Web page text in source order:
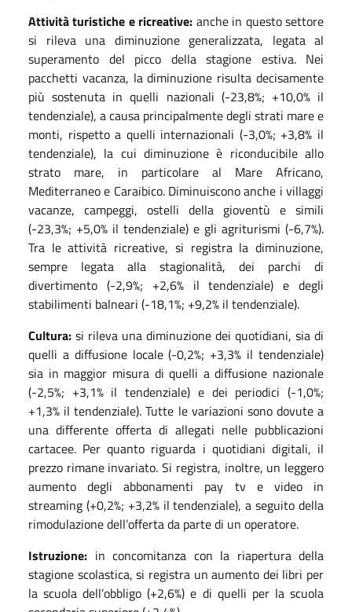
Attività turistiche e ricreative: anche in questo settore
si rileva una diminuzione generalizzata, legata al
superamento del picco della stagione estiva. Nei
pacchetti vacanza, la diminuzione risulta decisamente
più sostenuta in quelli nazionali (-23,8%; +10,0% il
tendenziale), a causa principalmente degli strati mare e
monti, rispetto a quelli internazionali (-3,0%; +3,8% il
tendenziale), la cui diminuzione è riconducibile allo
strato mare, in particolare al Mare Africano,
Mediterraneo e Caraibico. Diminuiscono anche i villaggi
vacanze, campeggi, ostelli della gioventù e simili
(-23,3%; +5,0% il tendenziale) e gli agriturismi (-6,7%).
Tra le attività ricreative, si registra la diminuzione,
sempre legata alla stagionalità, dei parchi di
divertimento (-2,9%; +2,6% il tendenziale) e degli
stabilimenti balneari (-18,1%; +9,2% il tendenziale).
Cultura: si rileva una diminuzione dei quotidiani, sia di
quelli a diffusione locale (-0,2%; +3,3% il tendenziale)
sia in maggior misura di quelli a diffusione nazionale
(-2,5%; +3,1% il tendenziale) e dei periodici (-1,0%;
+1,3% il tendenziale). Tutte le variazioni sono dovute a
una differente offerta di allegati nelle pubblicazioni
cartacee. Per quanto riguarda i quotidiani digitali, il
prezzo rimane invariato. Si registra, inoltre, un leggero
aumento degli abbonamenti pay tv e video in
streaming (+0,2%; +3,2% il tendenziale), a seguito della
rimodulazione dell’offerta da parte di un operatore.
Istruzione: in concomitanza con la riapertura della
stagione scolastica, si registra un aumento dei libri per
la scuola dell’obbligo (+2,6%) e di quelli per la scuola